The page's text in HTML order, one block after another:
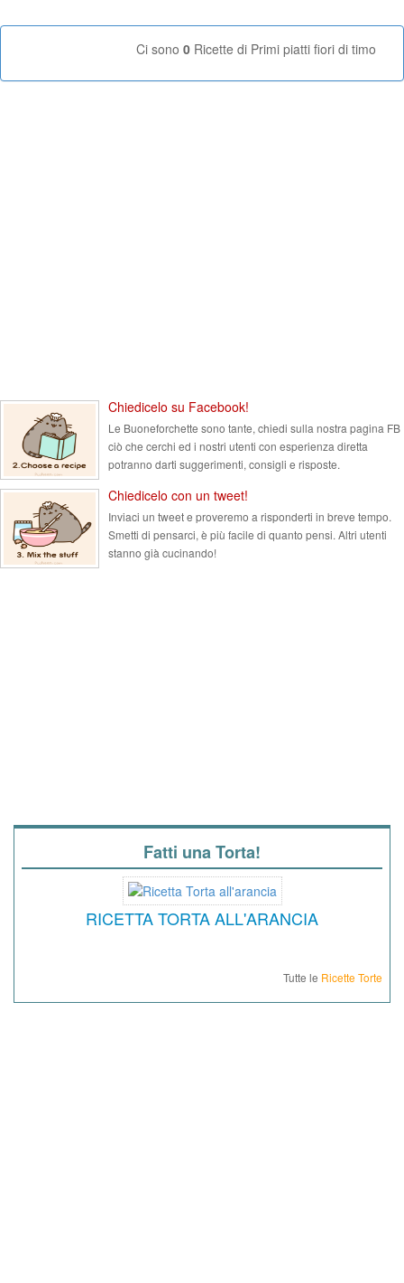
Ci sono 0 Ricette di Primi piatti fiori di timo
Chiedicelo su Facebook!
Le Buoneforchette sono tante, chiedi sulla nostra pagina FB
ciò che cerchi ed i nostri utenti con esperienza diretta
potranno darti suggerimenti, consigli e risposte.
Chiedicelo con un tweet!
Inviaci un tweet e proveremo a risponderti in breve tempo.
Smetti di pensarci, è più facile di quanto pensi. Altri utenti
stanno già cucinando!
Fatti una Torta!
RICETTA TORTA ALL'ARANCIA
Tutte le Ricette Torte